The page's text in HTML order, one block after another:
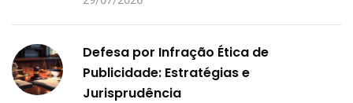
Defesa por Infração Ética de
Publicidade: Estratégias e
Jurisprudência